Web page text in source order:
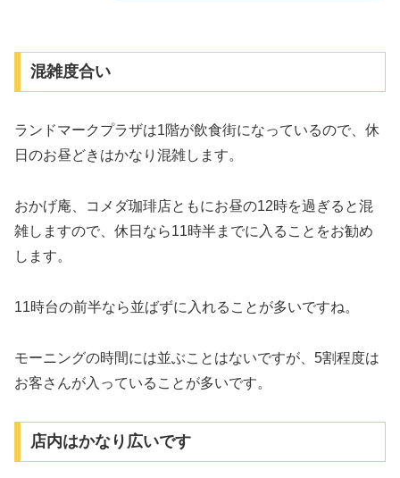
混雑度合い
ランドマークプラザは1階が飲食街になっているので、休
日のお昼どきはかなり混雑します。
おかげ庵、コメダ珈琲店ともにお昼の12時を過ぎると混
雑しますので、休日なら11時半までに入ることをお勧め
します。
11時台の前半なら並ばずに入れることが多いですね。
モーニングの時間には並ぶことはないですが、5割程度は
お客さんが入っていることが多いです。
店内はかなり広いです